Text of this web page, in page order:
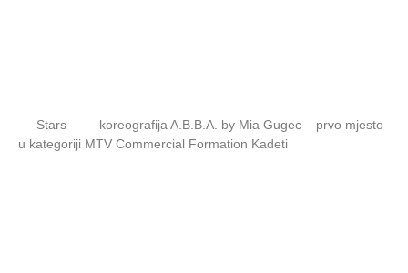
Stars
– koreografija A.B.B.A. by Mia Gugec – prvo mjesto
u kategoriji MTV Commercial Formation Kadeti